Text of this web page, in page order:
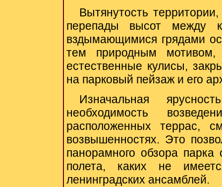
Вытянутость
перепады высот между
вздымающимися грядами
тем природным мотивом,
естественные кулисы,
на парковый пейзаж и его
Изначальная
необходимость
расположенных террас,
возвышенностях. Это
панорамного обзора парка
полета, каких не
ленинградских ансамблей.